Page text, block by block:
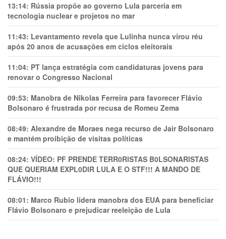
13:14: Rússia propõe ao governo Lula parceria em
tecnologia nuclear e projetos no mar
11:43: Levantamento revela que Lulinha nunca virou réu
após 20 anos de acusações em ciclos eleitorais
11:04: PT lança estratégia com candidaturas jovens para
renovar o Congresso Nacional
09:53: Manobra de Nikolas Ferreira para favorecer Flávio
Bolsonaro é frustrada por recusa de Romeu Zema
08:49: Alexandre de Moraes nega recurso de Jair Bolsonaro
e mantém proibição de visitas políticas
08:24: VÍDEO: PF PRENDE TERR0RlSTAS B0LSONARlSTAS
QUE QUERIAM EXPL0DlR LULA E O STF!!! A MANDO DE
FLÁVIO!!!
08:01: Marco Rubio lidera manobra dos EUA para beneficiar
Flávio Bolsonaro e prejudicar reeleição de Lula